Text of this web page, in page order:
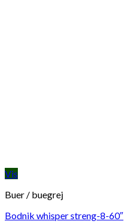
Vis
Buer / buegrej
Bodnik whisper streng-8-60″